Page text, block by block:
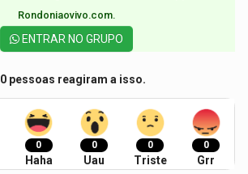
Rondoniaovivo.com.​
ENTRAR NO GRUPO
0 pessoas reagiram a isso.
0
Haha
0
Uau
0
Triste
0
Grr